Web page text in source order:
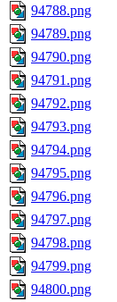
94788.png
94789.png
94790.png
94791.png
94792.png
94793.png
94794.png
94795.png
94796.png
94797.png
94798.png
94799.png
94800.png